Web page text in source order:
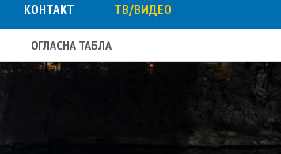
КОНТАКТ ТВ/ВИДЕО
ОГЛАСНА ТАБЛА